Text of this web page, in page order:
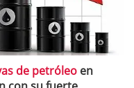
de petróleo en